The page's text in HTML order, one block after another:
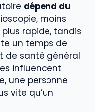
dépend du
moins
rapide, tandis
un temps de
de santé général
influencent
une personne
vite qu’un